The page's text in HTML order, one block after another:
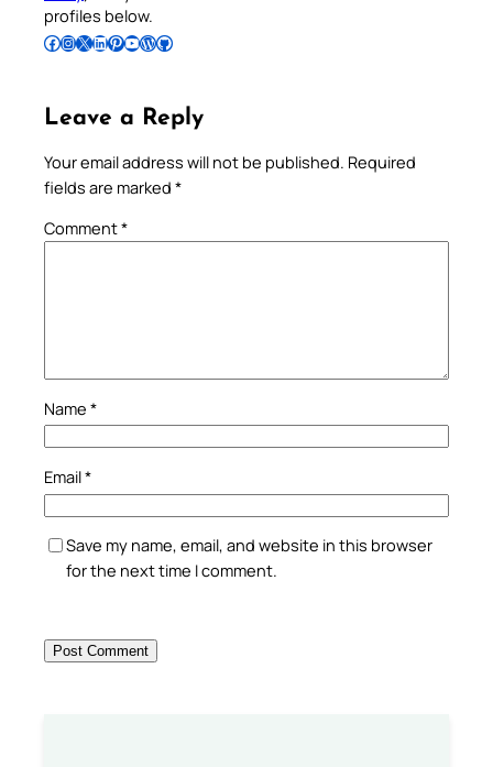
profiles below.
Follow Pradeep on Facebook Follow Pradeep on InstagramFollow Pradeep on X Follow Pradeep on LinkedIn Follow Pradeep on Pinterest Subscribe to Pradeep’s Youtube Channel Follow Pradeep on WordPress Follow Pradeep on GitHub
Leave a Reply
Your email address will not be published. Required
fields are marked *
Comment*
Name *
Email*
Save my name, email, and website in this browser
for the next time I comment.